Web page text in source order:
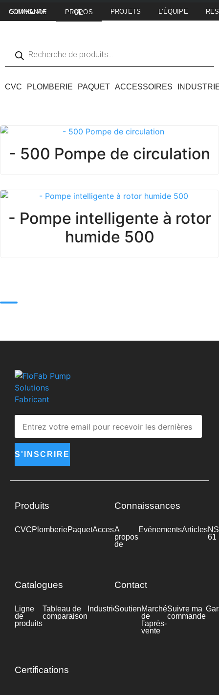
SUIVRE MA COMMANDE A PROPOS DE PROJETS L'ÉQUIPE
CVC PLOMBERIE PAQUET ACCESSOIRES
- 500 Pompe de circulation
- Pompe intelligente à rotor
humide 500
S'INSCRIRE
Produits
CVCPlomberiePaquetAccessoires Industrie
Connaissances
A
propos
de
EvénementsArticles
61
Catalogues
Ligne
de
produits
Tableau de
comparaison
IndustrieFiche
technique
Contact
SoutienMarché
de
l'après-
vente
Suivre ma
commande
Certifications